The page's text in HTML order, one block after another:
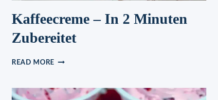
Kaffeecreme – In 2 Minuten
Zubereitet
READ MORE KAFFEECREME
2